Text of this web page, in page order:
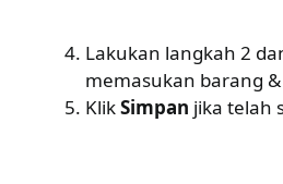
Lakukan langkah 2
memasukan barang
KlikSimpan jika telah